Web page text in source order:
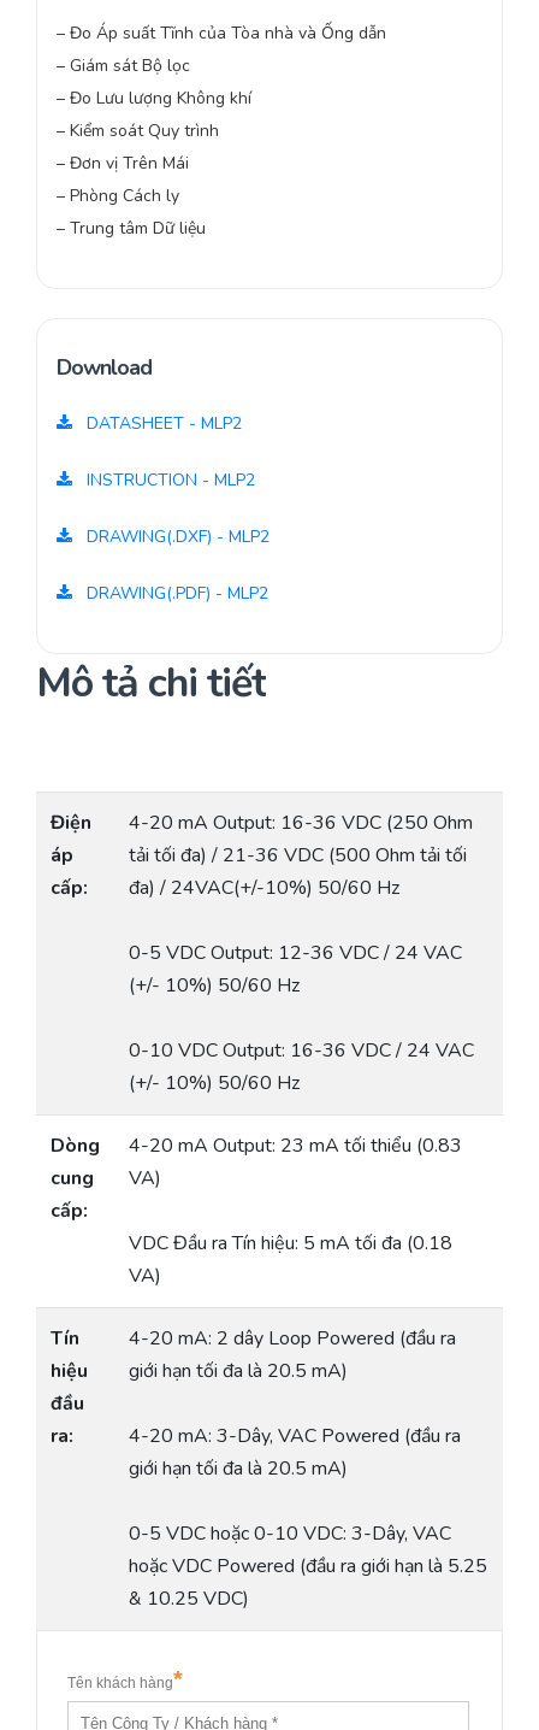
– Đo Áp suất Tĩnh của Tòa nhà và Ống dẫn
– Giám sát Bộ lọc
– Đo Lưu lượng Không khí
– Kiểm soát Quy trình
– Đơn vị Trên Mái
– Phòng Cách ly
– Trung tâm Dữ liệu
Download
DATASHEET - MLP2
INSTRUCTION - MLP2
DRAWING(.DXF) - MLP2
DRAWING(.PDF) - MLP2
Mô tả chi tiết
Điện
áp
cấp:
4-20 mA Output: 16-36 VDC (250 Ohm
tải tối đa) / 21-36 VDC (500 Ohm tải tối
đa) / 24VAC(+/-10%) 50/60 Hz
0-5 VDC Output: 12-36 VDC / 24 VAC
(+/- 10%) 50/60 Hz
0-10 VDC Output: 16-36 VDC / 24 VAC
(+/- 10%) 50/60 Hz
Dòng
cung
cấp:
4-20 mA Output: 23 mA tối thiểu (0.83
VA)
VDC Đầu ra Tín hiệu: 5 mA tối đa (0.18
VA)
Tín
hiệu
đầu
ra:
4-20 mA: 2 dây Loop Powered (đầu ra
giới hạn tối đa là 20.5 mA)
4-20 mA: 3-Dây, VAC Powered (đầu ra
giới hạn tối đa là 20.5 mA)
0-5 VDC hoặc 0-10 VDC: 3-Dây, VAC
hoặc VDC Powered (đầu ra giới hạn là 5.25
& 10.25 VDC)